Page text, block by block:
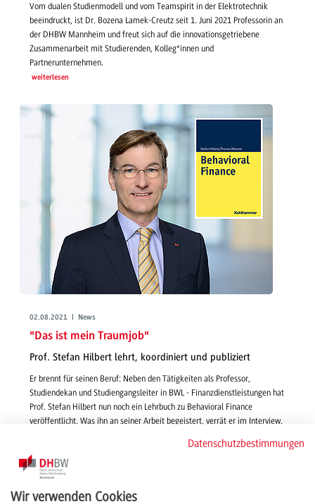
Vom dualen Studienmodell und vom Teamspirit in der Elektrotechnik
beeindruckt, ist Dr. Bozena Lamek-Creutz seit 1. Juni 2021 Professorin an
der DHBW Mannheim und freut sich auf die innovationsgetriebene
Zusammenarbeit mit Studierenden, Kolleg*innen und
Partnerunternehmen.
weiterlesen
02.08.2021 | News
"Das ist mein Traumjob"
Prof. Stefan Hilbert lehrt, koordiniert und publiziert
Er brennt für seinen Beruf: Neben den Tätigkeiten als Professor,
Studiendekan und Studiengangsleiter in BWL - Finanzdienstleistungen hat
Prof. Stefan Hilbert nun noch ein Lehrbuch zu Behavioral Finance
veröffentlicht. Was ihn an seiner Arbeit begeistert, verrät er im Interview.
Datenschutzbestimmungen
Wir verwenden Cookies